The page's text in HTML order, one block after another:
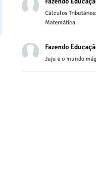
Cálculos
Matemática
Fazendo
Juju e o mundo